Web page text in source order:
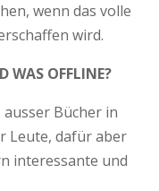
wenn das volle
wird.
WAS OFFLINE?
Bücher in
Leute, dafür aber
interessante und